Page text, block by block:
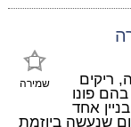
שמירה
ריקים
פונו
אחד
שנעשה ביוזמת